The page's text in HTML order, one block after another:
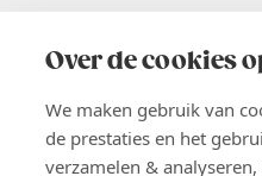
Over de cookies
We maken gebruik van
de prestaties en het
verzamelen &
02 229 81 11